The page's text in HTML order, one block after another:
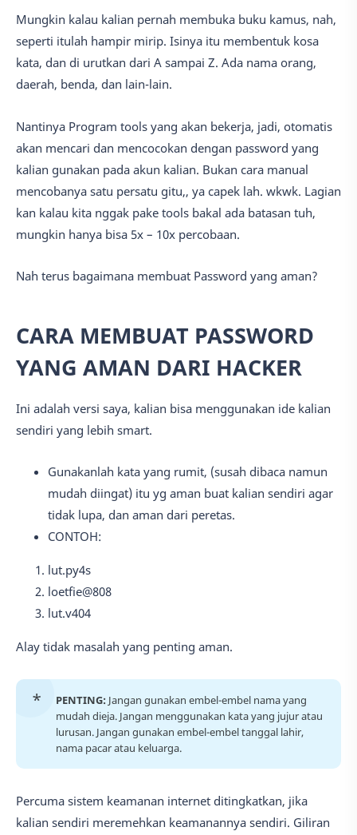
Mungkin kalau kalian pernah membuka buku kamus, nah,
seperti itulah hampir mirip. Isinya itu membentuk kosa
kata, dan di urutkan dari A sampai Z. Ada nama orang,
daerah, benda, dan lain-lain.
Nantinya Program tools yang akan bekerja, jadi, otomatis
akan mencari dan mencocokan dengan password yang
kalian gunakan pada akun kalian. Bukan cara manual
mencobanya satu persatu gitu,, ya capek lah. wkwk. Lagian
kan kalau kita nggak pake tools bakal ada batasan tuh,
mungkin hanya bisa 5x – 10x percobaan.
Nah terus bagaimana membuat Password yang aman?
CARA MEMBUAT PASSWORD
YANG AMAN DARI HACKER
Ini adalah versi saya, kalian bisa menggunakan ide kalian
sendiri yang lebih smart.
Gunakanlah kata yang rumit, (susah dibaca namun
mudah diingat) itu yg aman buat kalian sendiri agar
tidak lupa, dan aman dari peretas.
CONTOH:
lut.py4s
loetfie@808
lut.v404
Alay tidak masalah yang penting aman.
PENTING: Jangan gunakan embel-embel nama yang
mudah dieja. Jangan menggunakan kata yang jujur atau
lurusan. Jangan gunakan embel-embel tanggal lahir,
nama pacar atau keluarga.
Percuma sistem keamanan internet ditingkatkan, jika
kalian sendiri meremehkan keamanannya sendiri. Giliran